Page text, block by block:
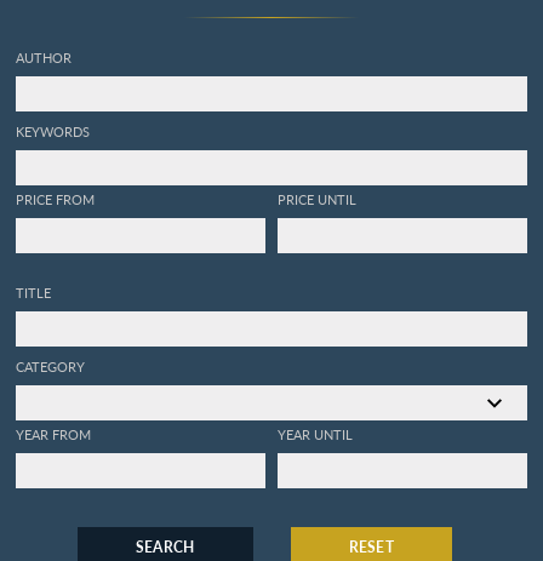
AUTHOR
KEYWORDS
PRICE FROM PRICE UNTIL
TITLE
CATEGORY
YEAR FROM YEAR UNTIL
SEARCH RESET